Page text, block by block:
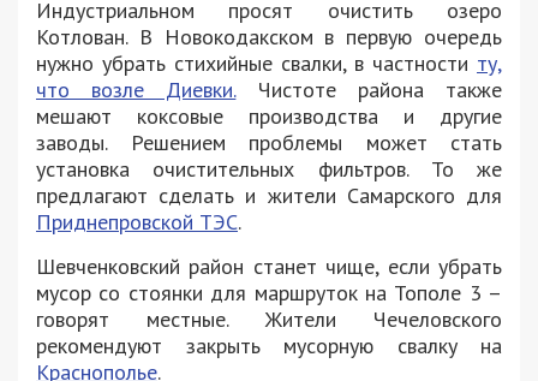
Индустриальном просят очистить озеро
Котлован. В Новокодакском в первую очередь
нужно убрать стихийные свалки, в частности ту,
что возле Диевки.Чистоте района также
мешают коксовые производства и другие
заводы. Решением проблемы может стать
установка очистительных фильтров. То же
предлагают сделать и жители Самарского для
Приднепровской ТЭС.
Шевченковский район станет чище, если убрать
мусор со стоянки для маршруток на Тополе 3 –
говорят местные. Жители Чечеловского
рекомендуют закрыть мусорную свалку на
Краснополье.